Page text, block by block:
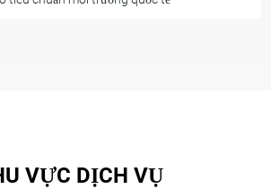
VỰC DỊCH VỤ